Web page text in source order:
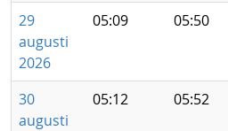
29
augusti
2026
05:09 05:50
30
augusti
05:12 05:52